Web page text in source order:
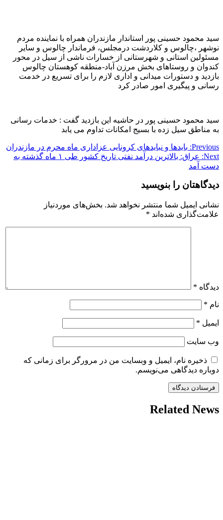
سید محمود حسینی پور استاندار مازندران همراه با نماینده مردم
نوشهر ،چالوس و کلاردشت درمجلس، فرماندار چالوس و سایر
مسئولین استانی و شهرستانی از خسارات ناشی از سیل در محور
کندوان و روستاهای بخش مرزن آباد-منطقه کوهستان چالوس
بازدید و دستورات میدانی و اداری لازم را برای تسریع در خدمت
رسانی و پیگیری امور صادر کرد
سید محمود حسینی پور در حاشیه این بازدید گفت : خدمات رسانی
به مناطق سیل زده با بسیج امکانات تداوم می یابد
راهبری
نوشته
Previous: بایدها و نبایدهای کرونایی عزاداری ماه محرم در مازندران
Next:
عراق: بالاترین درآمد نفتی تاریخ کشور طی ۱ ماه گذشته به
دست آمد
دیدگاهتان را بنویسید
نشانی ایمیل شما منتشر نخواهد شد. بخش‌های موردنیاز
علامت‌گذاری شده‌اند *
دیدگاه *
نام *
ایمیل *
وب‌ سایت
ذخیره نام، ایمیل و وبسایت من در مرورگر برای زمانی که
دوباره دیدگاهی می‌نویسم.
Related News